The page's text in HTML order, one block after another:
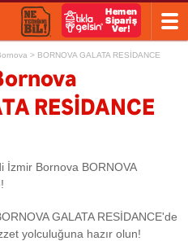
> BORNOVA GALATA RESİDANCE
RESİDANCE
İzmir Bornova BORNOVA
GALATA RESİDANCE'de
yolculuğuna hazır olun!